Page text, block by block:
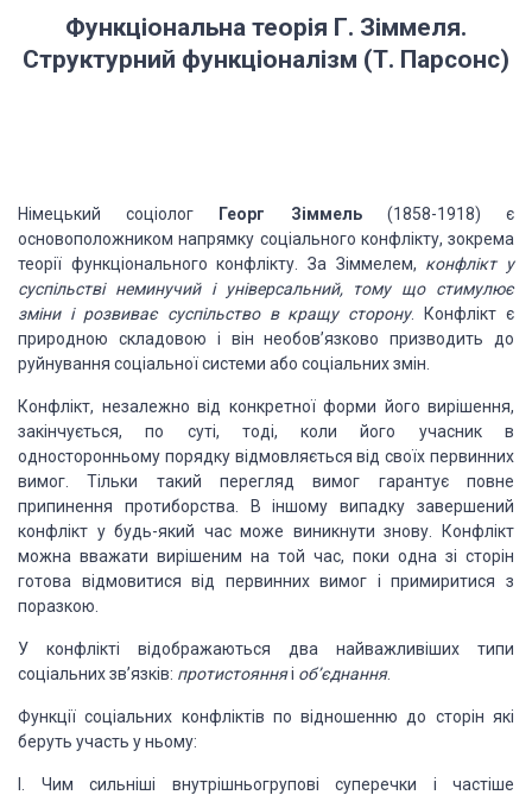
Функціональна теорія Г. Зіммеля.
Структурний функціоналізм (Т. Парсонс)
Німецький соціолог Георг Зіммель(1858-1918) є
основоположником напрямку соціального конфлікту, зокрема
теорії функціонального конфлікту. За Зіммелем, конфлікт у
суспільстві неминучий іуніверсальний, тому що стимулює
зміни і розвиває суспільство в кращу сторону.
Конфлікт є
природною складовою і він необов’язково призводить до
руйнування соціальноїсистеми або соціальних змін.
Конфлікт, незалежно від конкретної форми його вирішення,
закінчується, по суті, тоді, коли його учасник в
односторонньому порядку відмовляється від своїх первинних
вимог. Тільки такий перегляд вимог гарантує повне
припинення протиборства. В іншому випадку завершений
конфлікт у будь-який час може виникнути знову.
Конфлікт
можна вважати вирішеним на той час, поки одна зі сторін
готова відмовитися від первинних вимог і примиритися з
поразкою.
У конфлікті відображаються два найважливіших типи
соціальних зв’язків: протистоянняі об’єднання.
Функції соціальних конфліктів по відношенню до сторін які
беруть участь у ньому:
I. Чим сильніші внутрішньогрупові суперечки і частіше